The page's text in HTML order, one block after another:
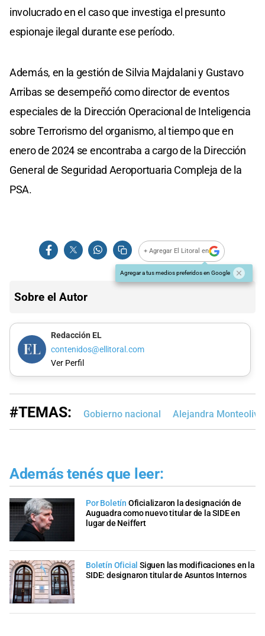
involucrado en el caso que investiga el presunto
espionaje ilegal durante ese período.
Además, en la gestión de Silvia Majdalani y Gustavo
Arribas se desempeñó como director de eventos
especiales de la Dirección Operacional de Inteligencia
sobre Terrorismo del organismo, al tiempo que en
enero de 2024 se encontraba a cargo de la Dirección
General de Seguridad Aeroportuaria Compleja de la
PSA.
+ Agregar El Litoral en
Agregar a tus medios preferidos en Google
Sobre el Autor
Redacción EL
contenidos@ellitoral.com
Ver Perfil
#TEMAS: Gobierno nacional Alejandra Monteoliva
Además tenés que leer:
Por Boletín Oficializaron la designación de
Auguadra como nuevo titular de la SIDE en
lugar de Neiffert
Boletín Oficial Siguen las modificaciones en la
SIDE: designaron titular de Asuntos Internos